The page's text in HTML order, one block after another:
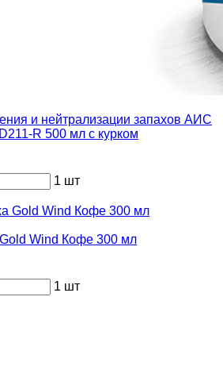
и нейтрализации запахов АИС
R 500 мл с курком
1 шт
Wind Кофе 300 мл
1 шт